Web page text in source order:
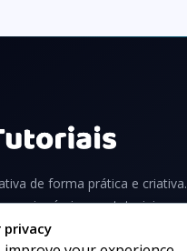
de forma prática e criativa.
incríveis com tutoriais,
e profissionais.
privacy